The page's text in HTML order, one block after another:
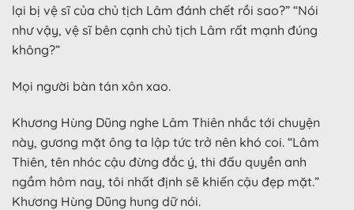
lại bị vệ sĩ của chủ tịch Lâm đánh chết rồi sao?” “Nói
như vậy, vệ sĩ bên cạnh chủ tịch Lâm rất mạnh đúng
không?”
Mọi người bàn tán xôn xao.
Khương Hùng Dũng nghe Lâm Thiên nhắc tới chuyện
này, gương mặt ông ta lập tức trở nên khó coi. “Lâm
Thiên, tên nhóc cậu đừng đắc ý, thi đấu quyền anh
ngầm hôm nay, tôi nhất định sẽ khiến cậu đẹp mặt.”
Khương Hùng Dũng hung dữ nói.